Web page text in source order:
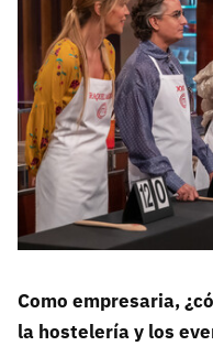
Como empresaria,
la hostelería y los